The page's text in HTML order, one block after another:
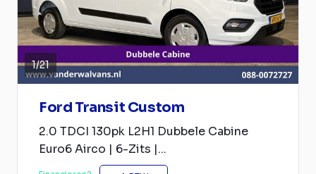
1/21
Ford Transit Custom
2.0 TDCI 130pk L2H1 Dubbele Cabine
Euro6 Airco | 6-Zits |...